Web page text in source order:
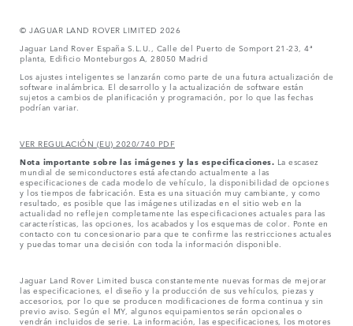
© JAGUAR LAND ROVER LIMITED 2026
Jaguar Land Rover España S.L.U., Calle del Puerto de Somport 21-23, 4ª
planta, Edificio Monteburgos A, 28050 Madrid
Los ajustes inteligentes se lanzarán como parte de una futura actualización de
software inalámbrica. El desarrollo y la actualización de software están
sujetos a cambios de planificación y programación, por lo que las fechas
podrían variar.
VER REGULACIÓN (EU) 2020/740 PDF
Nota importante sobre las imágenes y las especificaciones. La escasez
mundial de semiconductores está afectando actualmente a las
especificaciones de cada modelo de vehículo, la disponibilidad de opciones
y los tiempos de fabricación. Esta es una situación muy cambiante, y como
resultado, es posible que las imágenes utilizadas en el sitio web en la
actualidad no reflejen completamente las especificaciones actuales para las
características, las opciones, los acabados y los esquemas de color. Ponte en
contacto con tu concesionario para que te confirme las restricciones actuales
y puedas tomar una decisión con toda la información disponible.
Jaguar Land Rover Limited busca constantemente nuevas formas de mejorar
las especificaciones, el diseño y la producción de sus vehículos, piezas y
accesorios, por lo que se producen modificaciones de forma continua y sin
previo aviso. Según el MY, algunos equipamientos serán opcionales o
vendrán incluidos de serie. La información, las especificaciones, los motores